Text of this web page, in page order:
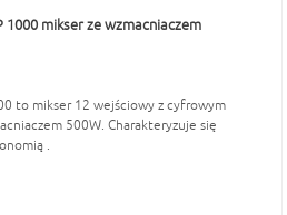
1000 mikser ze wzmacniaczem
to mikser 12 wejściowy z cyfrowym
500W. Charakteryzuje się
.